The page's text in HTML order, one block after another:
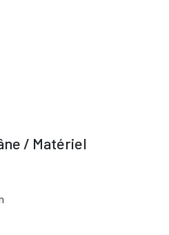
/ Matériel